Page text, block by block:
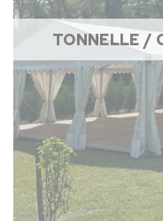
TONNELLE /